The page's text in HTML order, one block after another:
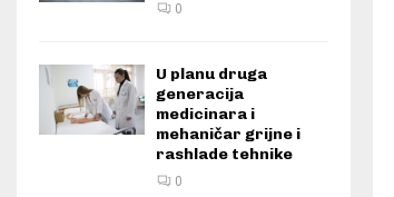
0
U planu druga
generacija
medicinara i
mehaničar grijne i
rashlade tehnike
0